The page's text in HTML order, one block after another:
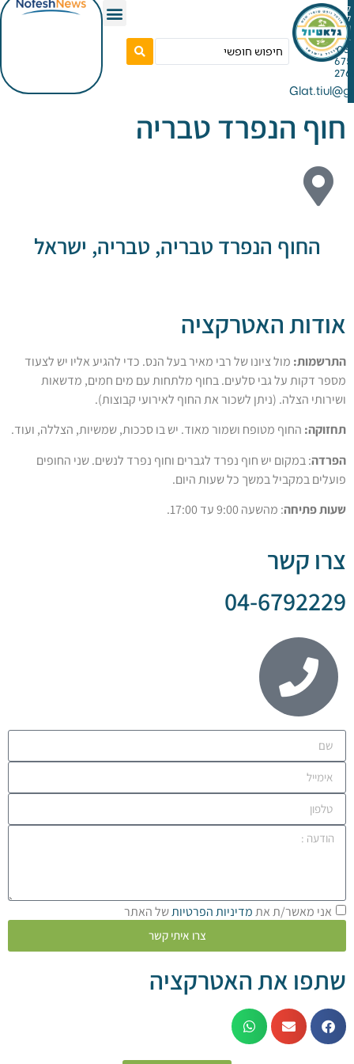
הנפרד טבריה
הנפרד טבריה, טבריה, ישראל
האטרקציה
מול ציונו של רבי מאיר בעל הנס. כדי להגיע אליו יש לצעוד
על גבי סלעים. בחוף מלתחות עם מים חמים, מדשאות
הצלה. (ניתן לשכור את החוף לאירועי קבוצות).
החוף מטופח ושמור מאוד. יש בו סככות, שמשיות, הצללה, ועוד.
יש חוף נפרד לגברים וחוף נפרד לנשים. שני החופים
במשך כל שעות היום.
: מהשעה 9:00 עד 17:00.
04-
ת אתמדיניות הפרטיותשל האתר
צרו איתי קשר
את האטרקציה